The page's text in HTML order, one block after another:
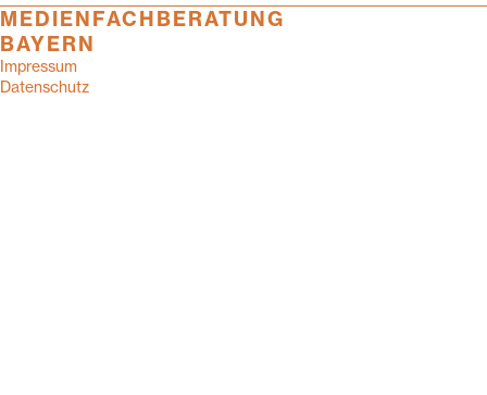
MEDIENFACHBERATUNG
BAYERN
Impressum
Datenschutz